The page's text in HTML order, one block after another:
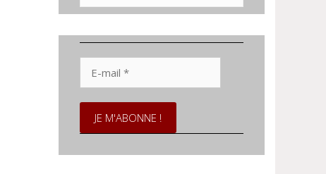
mail
*